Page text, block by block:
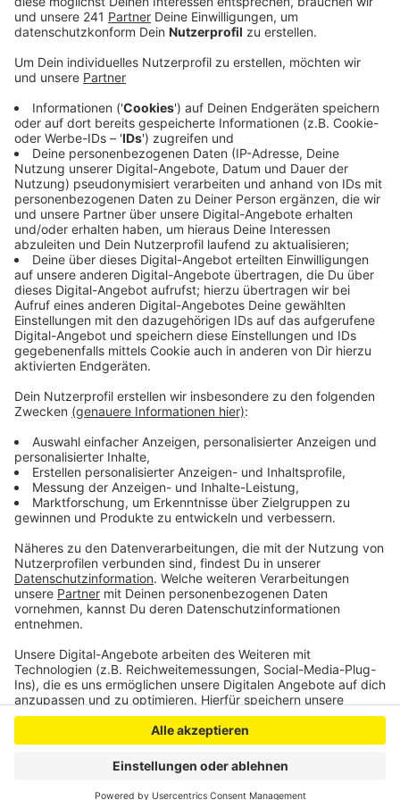
Anzeige
kontrolliert.
Rund 62 Kilometer haben die Verantwortlichen dabei
vor der Brust und das alle 15 Monate. Unter anderem
gehören dazu auch Teile des Lerbacher Waldes. Hier
hatte es zuletzt an den Wegen Fällaktionen gegeben,
die für Unmut gesorgt haben. Mittlerweile hat es
Gespräche mit dem Naturschutzbeirat über die schon
erfolgten und anstehenden Maßnahmen dort gegeben,
sagt die Stadt – die Zusammenarbeit soll nun
intensiviert werden. Generell lässt die Stadt nur dann
Bäume fällen, wenn es nicht anders geht – dabei
stehen immer die öffentliche Sicherheit aber auch die
Gesundheit des Waldes im Fokus. Wenn ein Baum mit
einer Zahl gekennzeichnet ist, bedeute das im Übrigen
nicht direkt, dass er gefällt wird: in den meisten Fällen
müssen nur Äste entfernt werden oder Ähnliches.
Anzeige